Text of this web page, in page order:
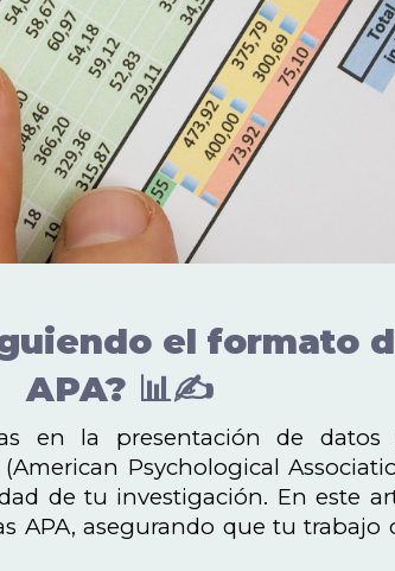
el formato
APA? 📊✍️
en la presentación de
Psychological
de tu investigación. En este
APA, asegurando que tu trabajo